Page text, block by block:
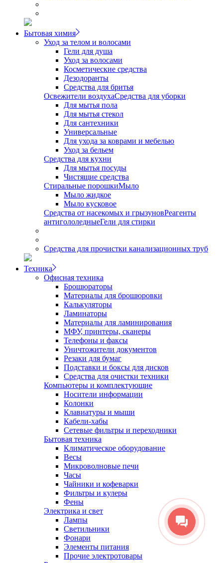
Бытовая химия
Уход за телом и волосами
Гели для душа
Уход за волосами
Косметические средства
Дезодоранты
Средства для бритья
Освежители воздухаСредства для уборки
Для мытья пола
Для мытья стекол
Для сантехники
Универсальные
Для ухода за коврами и мебелью
Уход за бельем
Средства для кухни
Для мытья посуды
Чистящие средства
Стиральные порошкиМыло
Мыло жидкое
Мыло кусковое
Средства от насекомых и грызуновРеагенты
антигололедныеГели для стирки
Средства для прочистки канализационных труб
Техника
Офисная техника
Брошюраторы
Материалы для брошюровки
Калькуляторы
Ламинаторы
Материалы для ламинирования
МФУ, принтеры, сканеры
Телефоны и факсы
Уничтожители документов
Резаки для бумаг
Подставки и боксы для дисков
Средства для очистки техники
Компьютеры и комплектующие
Носители информации
Колонки
Клавиатуры и мыши
Кабели-хабы
Сетевые фильтры и переходники
Бытовая техника
Климатическое оборудование
Весы
Микроволновые печи
Часы
Чайники и кофеварки
Фильтры и кулеры
Фены
Электрика и свет
Лампы
Светильники
Фонари
Элементы питания
Прочие электротовары